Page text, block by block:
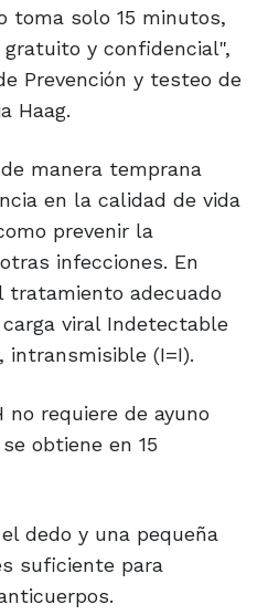
toma solo 15 minutos,
gratuito y confidencial",
Prevención y testeo de
Haag.
manera temprana
en la calidad de vida
prevenir la
infecciones. En
tratamiento adecuado
viral Indetectable
intransmisible (I=I).
requiere de ayuno
obtiene en 15
dedo y una pequeña
suficiente para